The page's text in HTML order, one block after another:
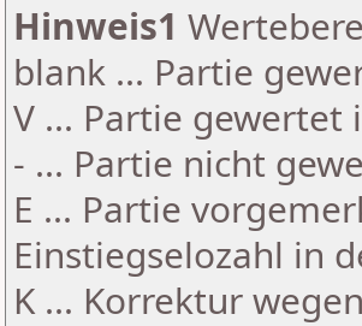
Hinweis1
blank ... Partie
V ... Partie gewertet
- ... Partie nicht
E ... Partie
Einstiegselozahl in
K ... Korrektur